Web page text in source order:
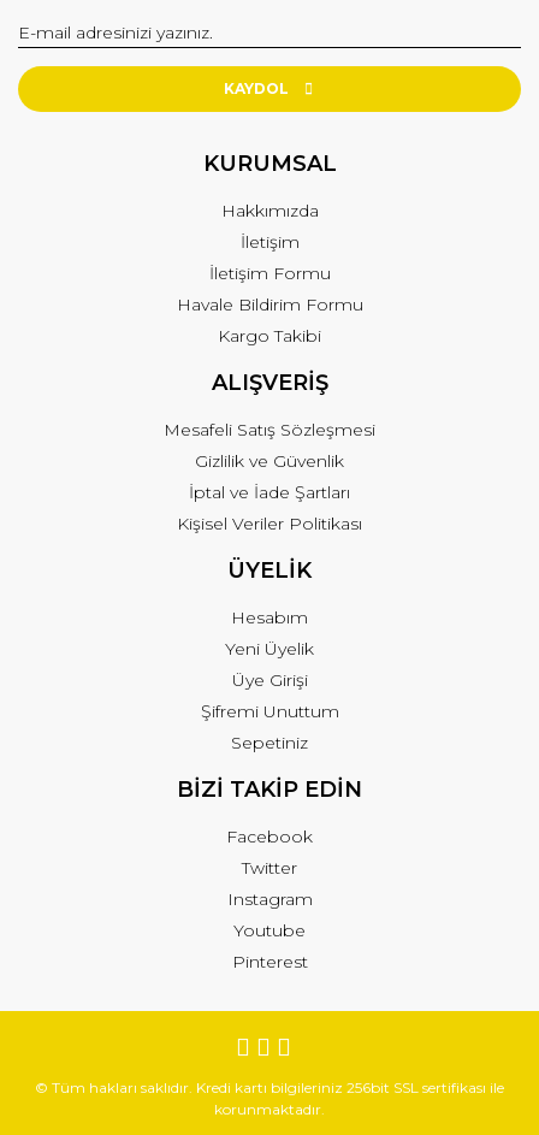
KAYDOL
KURUMSAL
Hakkımızda
İletişim
İletişim Formu
Havale Bildirim Formu
Kargo Takibi
ALIŞVERİŞ
Mesafeli Satış Sözleşmesi
Gizlilik ve Güvenlik
İptal ve İade Şartları
Kişisel Veriler Politikası
ÜYELİK
Hesabım
Yeni Üyelik
Üye Girişi
Şifremi Unuttum
Sepetiniz
BİZİ TAKİP EDİN
Facebook
Twitter
Instagram
Youtube
Pinterest
© Tüm hakları saklıdır. Kredi kartı bilgileriniz 256bit SSL sertifikası ile
korunmaktadır.